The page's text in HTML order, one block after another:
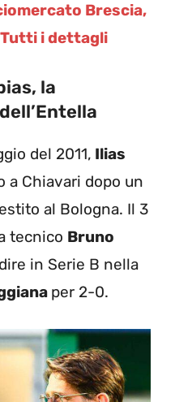
Brescia,
Tutti i dettagli
la
del 2011, Ilias
a Chiavari dopo un
al Bologna. Il 3
tecnico Bruno
in Serie B nella
per 2-0.